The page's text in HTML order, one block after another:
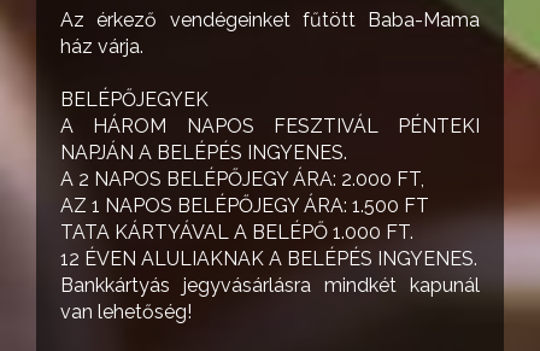
Az érkező vendégeinket fűtött Baba-Mama
ház várja.
BELÉPŐJEGYEK
A HÁROM NAPOS FESZTIVÁL PÉNTEKI
NAPJÁN A BELÉPÉS INGYENES.
A 2 NAPOS BELÉPŐJEGY ÁRA: 2.000 FT,
AZ 1 NAPOS BELÉPŐJEGY ÁRA: 1.500 FT
TATA KÁRTYÁVAL A BELÉPŐ 1.000 FT.
12 ÉVEN ALULIAKNAK A BELÉPÉS INGYENES.
Bankkártyás jegyvásárlásra mindkét kapunál
van lehetőség!